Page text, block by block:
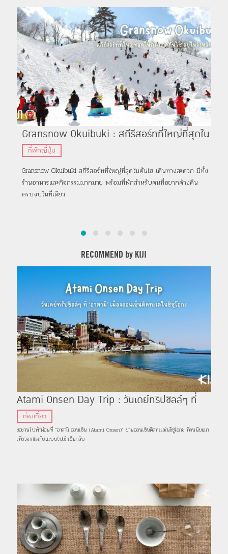
Gransnow Okuibuki : สกีรีสอร์ทที่ใหญ่ที่สุดใน
ภูมิภาคคันไซ อยู่ในจังหวัดชิกะ
ที่พักญี่ปุ่น
Gransnow Okuibuki สกีรีสอร์ทที่ใหญ่ที่สุดในคันไซ เดินทางสะดวก มีทั้ง
ร้านอาหารและกิจกรรมมากมาย พร้อมที่พักสำหรับคนที่อยากค้างคืน
ครบจบในที่เดียว
RECOMMEND by KIJI
Atami Onsen Day Trip : วันเดย์ทริปชิลล์ๆ ที่
‘อาตามิ’ เมืองออนเซ็นติดทะเลในชิซูโอกะ
ท่องเที่ยว
ขอชวนไปพักผ่อนที่ “อาตามิ ออนเซ็น (Atami Onsen)” ย่านออนเซ็นติดทะเลในชิซูโอกะ ที่คนนิยมมา
เที่ยวจากโตเกียวแบบไปเช้าเย็นกลับ